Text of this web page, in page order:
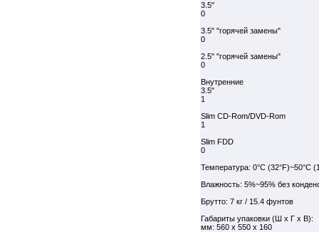
3.5"
0
3.5" "горячей замены"
0
2.5" "горячей замены"
0
Внутренние
3.5"
1
Slim CD-Rom/DVD-Rom
1
Slim FDD
0
Температура: 0°C (32°F)~50°C
Влажность: 5%~95% без
Брутто: 7 кг / 15.4 фунтов
Габариты упаковки (Ш x Г x В):
мм: 560 x 550 x 160